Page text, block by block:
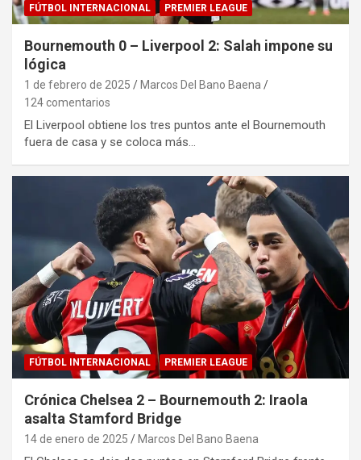
FÚTBOL INTERNACIONAL PREMIER LEAGUE
Bournemouth 0 – Liverpool 2: Salah impone su
lógica
1 de febrero de 2025
Marcos Del Bano Baena
124 comentarios
El Liverpool obtiene los tres puntos ante el Bournemouth
fuera de casa y se coloca más…
FÚTBOL INTERNACIONAL PREMIER LEAGUE
Crónica Chelsea 2 – Bournemouth 2: Iraola
asalta Stamford Bridge
14 de enero de 2025 Marcos Del Bano Baena